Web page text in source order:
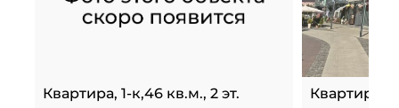
Квартира, 1-к,46 кв.м., 2 эт. Квартира,